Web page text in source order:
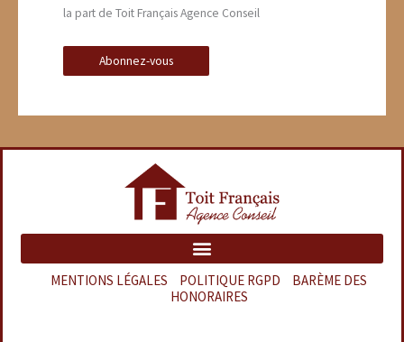
la part de Toit Français Agence Conseil
MENTIONS LÉGALES POLITIQUE RGPD
BARÈME DES
HONORAIRES